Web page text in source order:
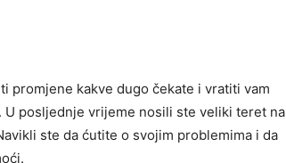
promjene kakve dugo čekate i vratiti vam
posljednje vrijeme nosili ste veliki teret na
ste da ćutite o svojim problemima i da